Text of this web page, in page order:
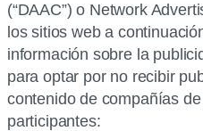
(“DAAC”) o Network
los sitios web a
información sobre la
para optar por no recibir
contenido de compañías
participantes: